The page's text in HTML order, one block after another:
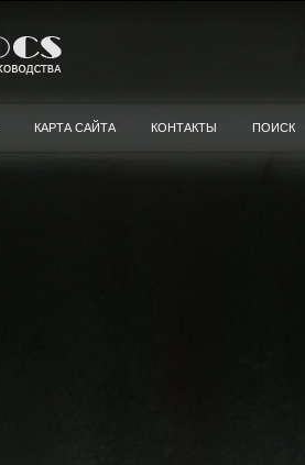
КАРТА САЙТА КОНТАКТЫ ПОИСК